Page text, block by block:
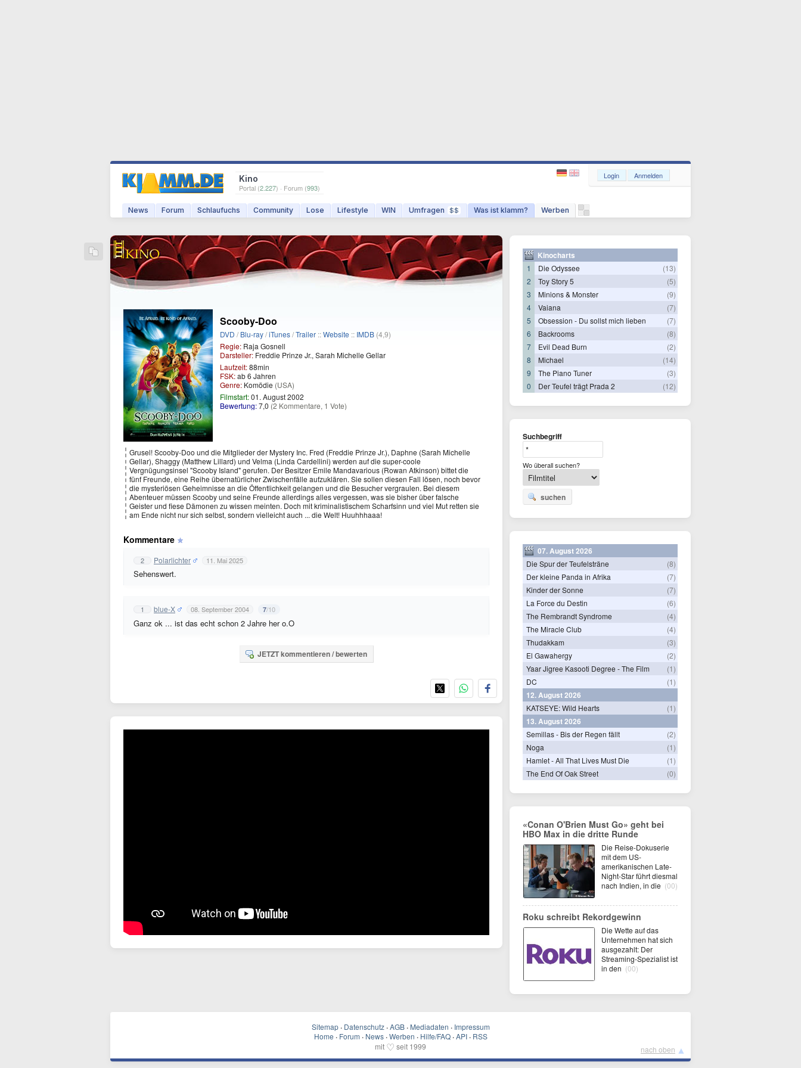
Kino
Portal (2.227) · Forum (993)
News Forum Schlaufuchs Community Lose Lifestyle WIN Umfragen $$ Was ist klamm? Werben
Login Anmelden
Scooby-Doo
DVD /Blu-ray/iTunes/Trailer ::Website :: IMDB (4,9)
Regie: Raja Gosnell
Darsteller: Freddie Prinze Jr., Sarah Michelle Gellar
Laufzeit:88min
FSK:ab 6 Jahren
Genre: Komödie (USA)
Filmstart:01. August 2002
Bewertung:7,0 (2 Kommentare, 1 Vote)
Grusel! Scooby-Doo und die Mitglieder der Mystery Inc. Fred (Freddie Prinze Jr.), Daphne (Sarah Michelle
Gellar), Shaggy (Matthew Lillard) und Velma (Linda Cardellini) werden auf die super-coole
Vergnügungsinsel "Scooby Island" gerufen. Der Besitzer Emile Mandavarious (Rowan Atkinson) bittet die
fünf Freunde, eine Reihe übernatürlicher Zwischenfälle aufzuklären. Sie sollen diesen Fall lösen, noch bevor
die mysteriösen Geheimnisse an die Öffentlichkeit gelangen und die Besucher vergraulen. Bei diesem
Abenteuer müssen Scooby und seine Freunde allerdings alles vergessen, was sie bisher über falsche
Geister und fiese Dämonen zu wissen meinten. Doch mit kriminalistischem Scharfsinn und viel Mut retten sie
am Ende nicht nur sich selbst, sondern vielleicht auch ... die Welt! Huuhhhaaa!
Kommentare
2 Polarlichter 11. Mai 2025
Sehenswert.
1 blue-X 08. September 2004 7/10
Ganz ok ... ist das echt schon 2 Jahre her o.O
JETZT kommentieren / bewerten
Kinocharts
1 Die Odyssee
(13)
2
Toy Story 5
(5)
3
Minions & Monster
(9)
4
Vaiana
(7)
5
Obsession - Du sollst mich lieben
(7)
6
Backrooms
(8)
7
Evil Dead Burn
(2)
8
Michael
(14)
9
The Piano Tuner
(3)
0
Der Teufel trägt Prada 2 (12)
Suchbegriff
Wo überall suchen?
suchen
07. August 2026
Die Spur der Teufelsträne
(8)
Der kleine Panda in Afrika
(7)
Kinder der Sonne
(7)
La Force du Destin
(6)
The Rembrandt Syndrome
(4)
The Miracle Club
(4)
Thudakkam
(3)
El Gawahergy
(2)
Yaar Jigree Kasooti Degree - The Film
(1)
DC
(1)
12. August 2026
KATSEYE: Wild Hearts (1)
13. August 2026
Semillas - Bis der Regen fällt
(2)
Noga
(1)
Hamlet - All That Lives Must Die
(1)
The End Of Oak Street
(0)
«Conan O'Brien Must Go» geht bei
HBO Max in die dritte Runde
Die Reise-Dokuserie
mit dem US-
amerikanischen Late-
Night-Star führt diesmal
nach Indien, in die (00)
Roku schreibt Rekordgewinn
Die Wette auf das
Unternehmen hat sich
ausgezahlt: Der
Streaming-Spezialist ist
in den (00)
Sitemap · Datenschutz · AGB · Mediadaten · Impressum
Home · Forum · News · Werben · Hilfe/FAQ · API · RSS
mit ♡ seit 1999 nach oben ▲